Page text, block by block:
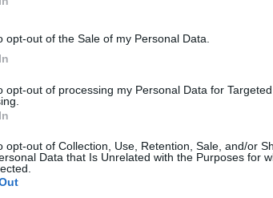
opt-out of the Sale of my Personal Data.
opt-out of processing my Personal Data for Targeted
opt-out of Collection, Use, Retention, Sale, and/or
Data that Is Unrelated with the Purposes for
la campagna abbonamenti 2026/27: “Io sono Foggia” il nuovo slogan dei
su Limonelli del Siracusa per rinforzare
mag
del Foggia in Serie C: scenari aperti dopo i casi Ternana